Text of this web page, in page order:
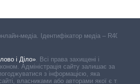
медіа. Ідентифікатор медіа – R40-
і Діло». Всі права захищені і
Адміністрація сайту залишає за
з інформацією, яка
власниками або авторами якої є треті